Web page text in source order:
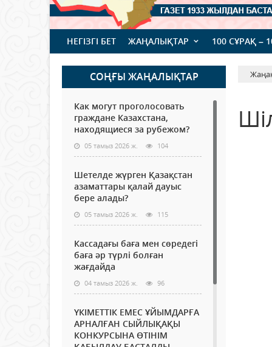
НЕГІЗГІ БЕТ ЖАҢАЛЫҚТАР 100 СҰРАҚ –
СОҢҒЫ ЖАҢАЛЫҚТАР
Как могут проголосовать
граждане Казахстана,
находящиеся за рубежом?
05 тамыз 2026 ж. 104
Шетелде жүрген Қазақстан
азаматтары қалай дауыс
бере алады?
05 тамыз 2026 ж. 115
Кассадағы баға мен сөредегі
баға әр түрлі болған
жағдайда
04 тамыз 2026 ж. 96
ҮКІМЕТТІК ЕМЕС ҰЙЫМДАРҒА
АРНАЛҒАН СЫЙЛЫҚАҚЫ
КОНКУРСЫНА ӨТІНІМ